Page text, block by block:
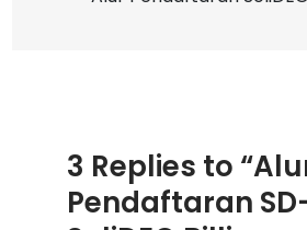
3 Replies to
Pendaftaran